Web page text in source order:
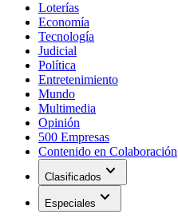
Loterías
Economía
Tecnología
Judicial
Política
Entretenimiento
Mundo
Multimedia
Opinión
500 Empresas
Contenido en Colaboración
Clasificados expand_more
Especiales expand_more